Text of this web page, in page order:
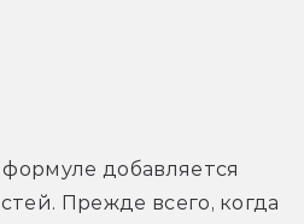
добавляется
Прежде всего, когда